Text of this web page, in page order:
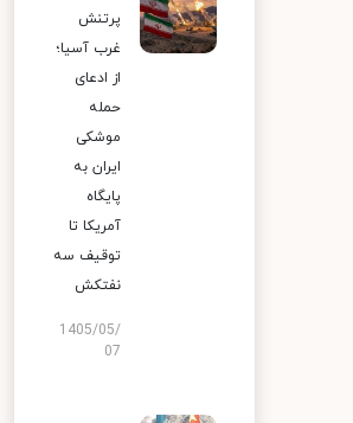
پرتنش
غرب آسیا؛
از ادعای
حمله
موشکی
ایران به
پایگاه
آمریکا تا
توقیف سه
نفتکش
1405/05/
07